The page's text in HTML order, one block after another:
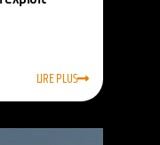
LIRE PLUS